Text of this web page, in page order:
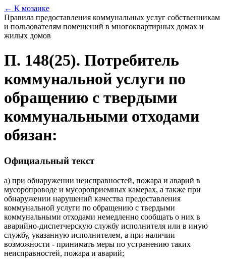
← К мозаике
Правила предоставления коммунальных услуг собственникам
и пользователям помещений в многоквартирных домах и
жилых домов
П. 148(25). Потребитель
коммунальной услуги по
обращению с твердыми
коммунальными отходами
обязан:
Официальный текст
а) при обнаружении неисправностей, пожара и аварий в
мусоропроводе и мусороприемных камерах, а также при
обнаружении нарушений качества предоставления
коммунальной услуги по обращению с твердыми
коммунальными отходами немедленно сообщать о них в
аварийно-диспетчерскую службу исполнителя или в иную
службу, указанную исполнителем, а при наличии
возможности - принимать меры по устранению таких
неисправностей, пожара и аварий;